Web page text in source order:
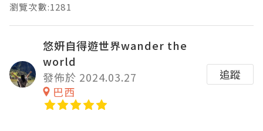
瀏覽次數:1281
悠妍自得遊世界wander the
world
發佈於 2024.03.27
巴西
追蹤